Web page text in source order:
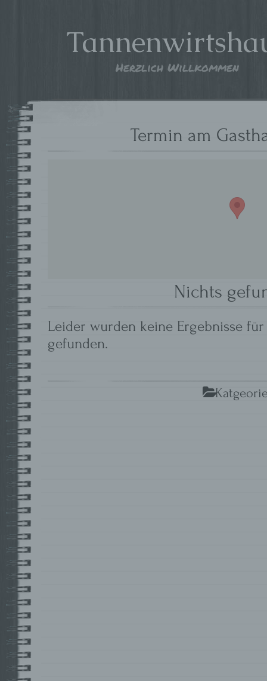
Herzlich Willkommen
Termin am
Nichts
Leider wurden keine Ergebnisse
gefunden.